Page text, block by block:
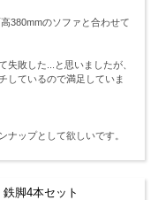
380mmのソファと合わせて
失敗した...と思いましたが、
しているので満足していま
ナップとして欲しいです。
脚4本セット